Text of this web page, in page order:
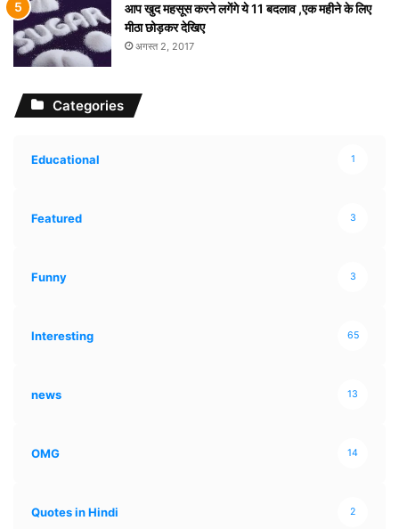
आप खुद महसूस करने लगेंगे ये 11 बदलाव ,एक महीने के लिए
मीठा छोड़कर देखिए
अगस्त 2, 2017
Categories
Educational 1
Featured 3
Funny 3
Interesting 65
news 13
OMG 14
Quotes in Hindi 2